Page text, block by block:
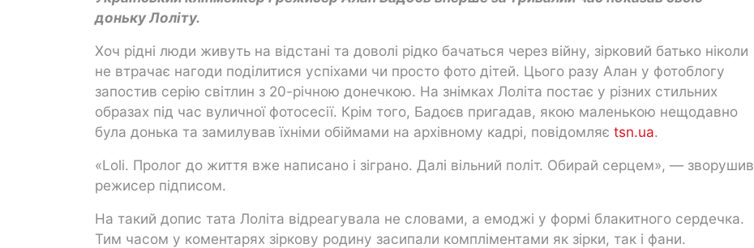
доньку Лоліту.
Хоч рідні люди живуть на відстані та доволі рідко бачаться через війну, зірковий батько ніколи
не втрачає нагоди поділитися успіхами чи просто фото дітей. Цього разу Алан у фотоблогу
запостив серію світлин з 20-річною донечкою. На знімках Лоліта постає у різних стильних
образах під час вуличної фотосесії. Крім того, Бадоєв пригадав, якою маленькою нещодавно
була донька та замилував їхніми обіймами на архівному кадрі, повідомляє tsn.ua.
«Loli. Пролог до життя вже написано і зіграно. Далі вільний політ. Обирай серцем», — зворушив
режисер підписом.
На такий допис тата Лоліта відреагувала не словами, а емоджі у формі блакитного сердечка.
Тим часом у коментарях зіркову родину засипали компліментами як зірки, так і фани.